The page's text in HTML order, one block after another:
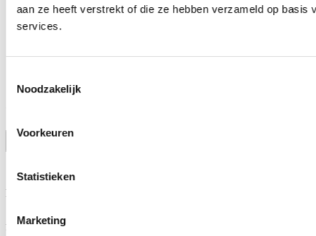
aan ze heeft verstrekt of die ze hebben verzameld op basis
services.
Noodzakelijk
Voorkeuren
Statistieken
Marketing
Home
Activiteiten
Diensten
Haaglanden Beweegt BV
Adres